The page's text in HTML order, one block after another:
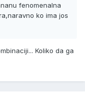
fenomenalna
ko ima jos
Koliko da ga